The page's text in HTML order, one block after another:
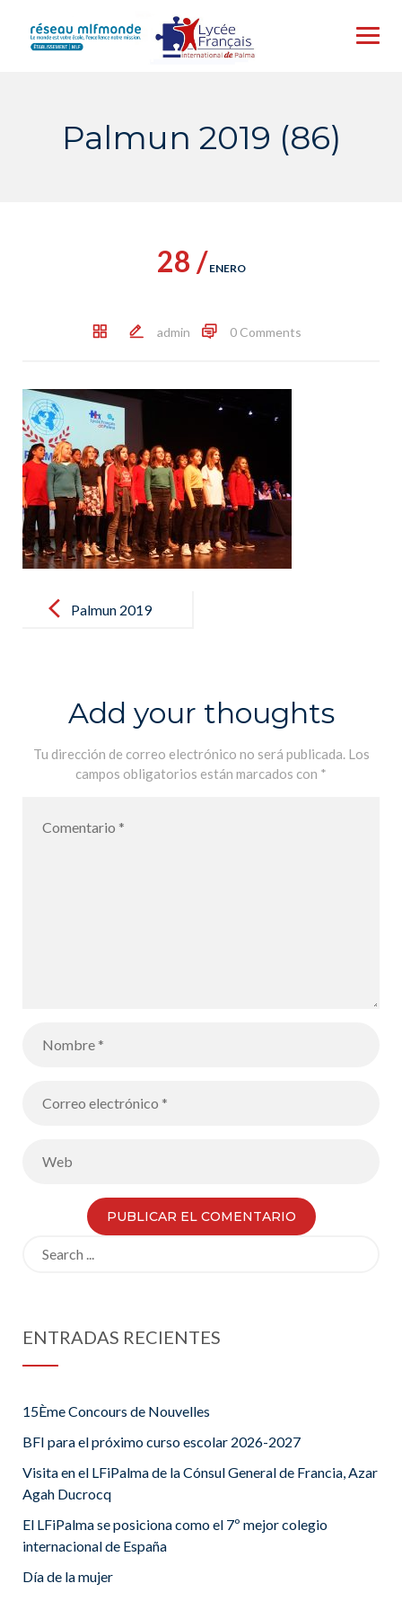
content
Palmun 2019 (86)
28 / ENERO
admin 0 Comments
navigationPalmun 2019
Add your thoughts
Tu dirección de correo electrónico no será publicada. Los
campos obligatorios están marcados con *
ENTRADAS RECIENTES
15Ème Concours de Nouvelles
BFI para el próximo curso escolar 2026-2027
Visita en el LFiPalma de la Cónsul General de Francia, Azar
Agah Ducrocq
El LFiPalma se posiciona como el 7º mejor colegio
internacional de España
Día de la mujer